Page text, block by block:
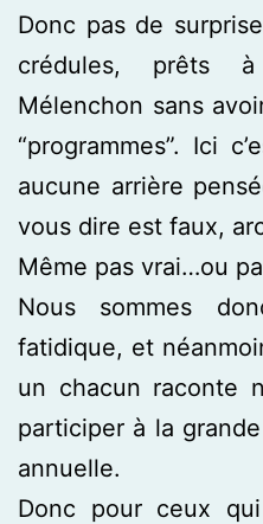
Donc pas de
crédules, prêts
Mélenchon sans
“programmes”. Ici
aucune arrière
vous dire est faux,
Même pas vrai…ou
Nous sommes
fatidique, et
un chacun raconte
participer à la
annuelle.
Donc pour ceux